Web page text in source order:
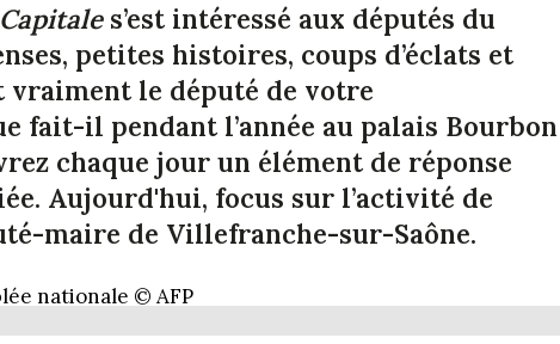
s’est intéressé aux députés du
petites histoires, coups d’éclats et
vraiment le député de votre
fait-il pendant l’année au palais Bourbon
chaque jour un élément de réponse
Aujourd'hui, focus sur l’activité de
maire de Villefranche-sur-Saône.